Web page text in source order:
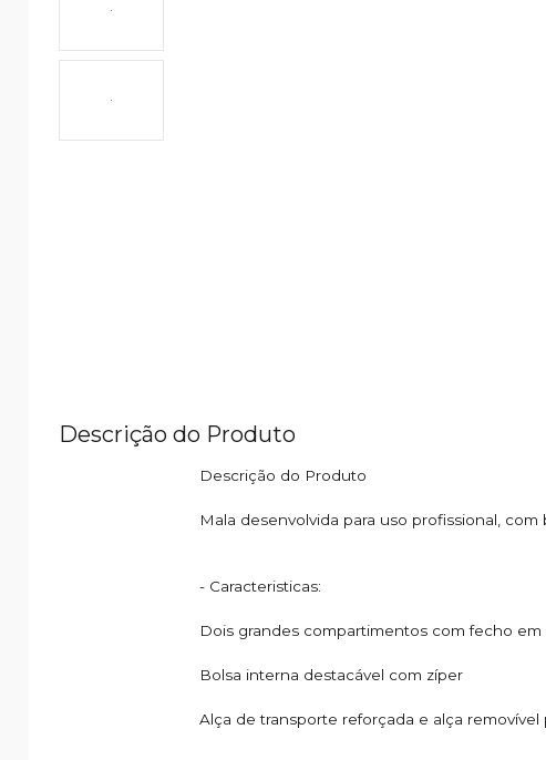
Descrição do Produto
Descrição do Produto
Mala desenvolvida para uso profissional,
- Caracteristicas:
Dois grandes compartimentos com fecho em
Bolsa interna destacável com zíper
Alça de transporte reforçada e alça removível